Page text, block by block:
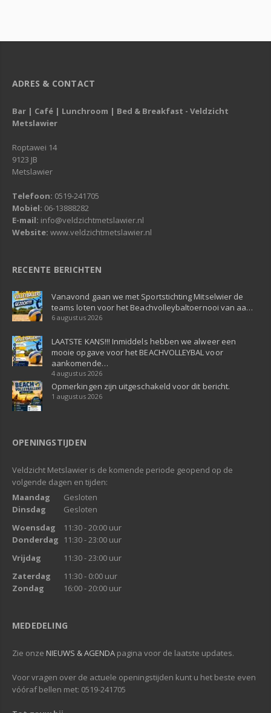
ADRES & CONTACT
Bar | Café | Lunchroom | Bed & Breakfast - Veldzicht
Metslawier
Roptawei 14
9123 JB
Metslawier
Telefoon: 0519-241705
Mobiel: 06-13888282
E-mail: info@veldzichtmetslawier.nl
Website: www.veldzichtmetslawier.nl
RECENTE BERICHTEN
Vanavond gaan we met Sportstichting Mitselwier de
teams loten voor het Beachvolleybaltoernooi van aa…
6 augustus 2026
LAATSTE KANS!!! Inmiddels hebben we alweer een
mooie opgave voor het BEACHVOLLEYBAL voor
aankomende…
4 augustus 2026
Opmerkingen zijn uitgeschakeld voor dit bericht.
1 augustus 2026
OPENINGSTIJDEN
Veldzicht Metslawier is de komende periode geopend op de
volgende dagen en tijden:
Maandag
Gesloten
Dinsdag
Gesloten
Woensdag
11:30 - 20:00 uur
Donderdag
11:30 - 23:00 uur
Vrijdag
11:30 - 23:00 uur
Zaterdag
11:30 - 0:00 uur
Zondag
16:00 - 20:00 uur
MEDEDELING
Zie onze NIEUWS & AGENDA pagina voor de laatste updates.
Voor vragen over de actuele openingstijden kunt u het beste even
vóóraf bellen met: 0519-241705